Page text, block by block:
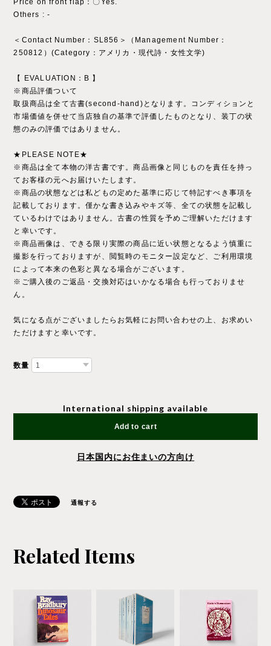
Price on front flap：〇Yes.
Others : ‐
＜Contact Number：SL856＞（Management Number：
250812）(Category：アメリカ・現代詩・女性文学)
【 EVALUATION：B 】
※商品評価ついて
取扱商品は全て古書(second-hand)となります。コンディションと
市場価値を併せて当店独自の基準で評価したものとなり、装丁の状
態のみの評価ではありません。
★PLEASE NOTE★
※商品は全て本物の洋古書です。商品画像と同じものを責任を持っ
てお客様の元へお届けいたします。
※商品の状態などは私どもの定めた基準に応じて特記すべき事項を
記載しております。僅かな書き込みやキズ等、全ての状態を記載し
ているわけではありません。古書の性質を予めご理解いただけます
と幸いです。
※商品画像は、できる限り実際の商品に近い状態となるよう慎重に
撮影を行っておりますが、閲覧時のモニター設定など、ご利用環境
によって本来の色彩と異なる場合がございます。
※ご購入後のご返品・交換対応はいかなる場合も行っておりませ
ん。
気になる点がございましたらお気軽にお問い合わせの上、お求めい
ただけますと幸いです。
数量
International shipping available
Add to cart
日本国内にお住まいの方向け
通報する
Related Items